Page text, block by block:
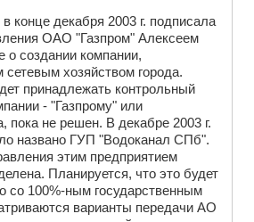
конце декабря 2003 г. подписала
ОАО "Газпром" Алексеем
создании компании,
хозяйством города.
принадлежать контрольный
- "Газпрому" или
пока не решен. В декабре 2003 г.
названо ГУП "Водоканал СПб".
этим предприятием
Планируется, что это будет
со 100%-ным государственным
варианты передачи АО